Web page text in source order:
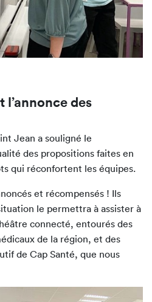
l’annonce des
Jean a souligné le
des propositions faites en
qui réconfortent les équipes.
et récompensés ! Ils
le permettra à assister à
connecté, entourés des
de la région, et des
de Cap Santé, que nous